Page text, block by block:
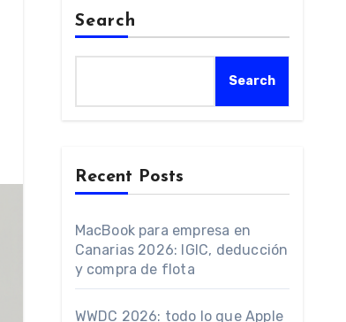
Search
Search
Recent Posts
MacBook para empresa en
Canarias 2026: IGIC, deducción
y compra de flota
WWDC 2026: todo lo que Apple